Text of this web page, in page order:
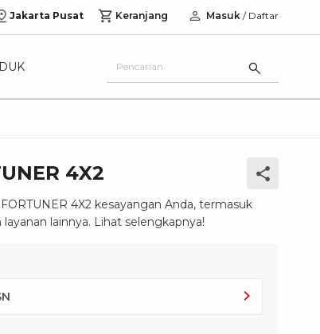
Jakarta Pusat Keranjang Masuk / Daftar
4X2
4X2 kesayangan Anda, termasuk
lainnya. Lihat selengkapnya!